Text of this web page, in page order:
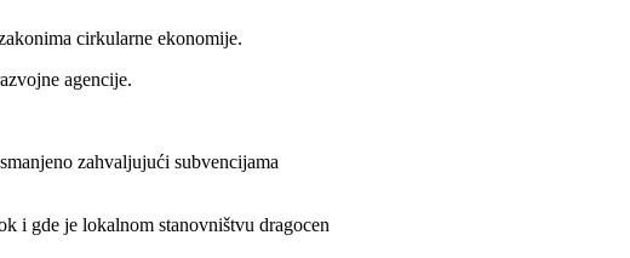
cirkularne ekonomije.
agencije.
zahvaljujući subvencijama
i gde je lokalnom stanovništvu dragocen